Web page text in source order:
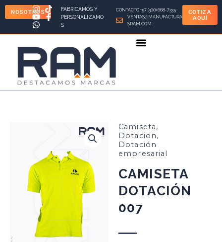
contenido
NOSOTROS
FABRICAMOS Y
PERSONALIZAMO
S
CONTACTO +57 (300) 668-7335
VENTAS@MANUFACTURA
SRAM.COM
COTIZA
AQUÍ
Camiseta,
Dotacion,
Dotación
empresarial
CAMISETA
DOTACIÓN
007